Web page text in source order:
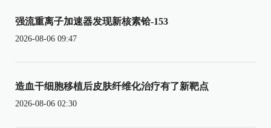
强流重离子加速器发现新核素铪-153
2026-08-06 09:47
造血干细胞移植后皮肤纤维化治疗有了新靶点
2026-08-06 02:30